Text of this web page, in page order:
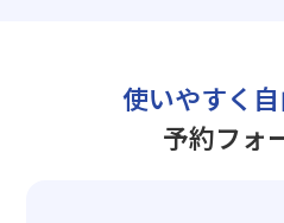
使いやすく
予約フォ